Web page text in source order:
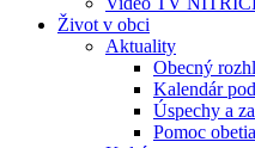
Život v obci
Aktuality
Obecný
Kalendár
Úspechy a
Pomoc